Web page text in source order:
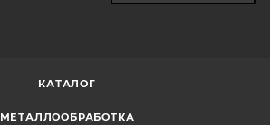
КАТАЛОГ
МЕТАЛЛООБРАБОТКА